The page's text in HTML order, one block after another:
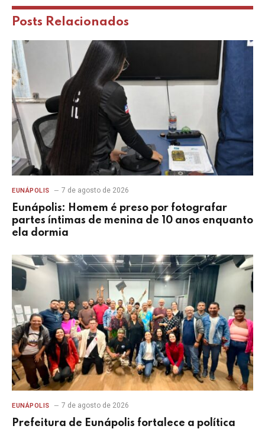
Posts Relacionados
EUNÁPOLIS 7 de agosto de 2026
Eunápolis: Homem é preso por fotografar
partes íntimas de menina de 10 anos enquanto
ela dormia
EUNÁPOLIS 7 de agosto de 2026
Prefeitura de Eunápolis fortalece a política